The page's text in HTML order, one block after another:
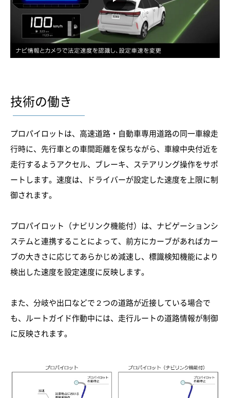
技術の働き
プロパイロットは、高速道路・自動車専用道路の同一車線走
行時に、先行車との車間距離を保ちながら、車線中央付近を
走行するようアクセル、ブレーキ、ステアリング操作をサポ
ートします。速度は、ドライバーが設定した速度を上限に制
御されます。
プロパイロット（ナビリンク機能付）は、ナビゲーションシ
ステムと連携することによって、前方にカーブがあればカー
ブの大きさに応じてあらかじめ減速し、標識検知機能により
検出した速度を設定速度に反映します。
また、分岐や出口などで２つの道路が近接している場合で
も、ルートガイド作動中には、走行ルートの道路情報が制御
に反映されます。